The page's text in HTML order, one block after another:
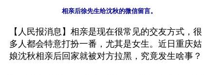
【人民报消息】相亲是现在很常见的交友方式，很
多人都会特意打扮一番，尤其是女生。近日重庆姑
娘沈秋相亲后回家就被对方拉黑，究竟发生啥事？